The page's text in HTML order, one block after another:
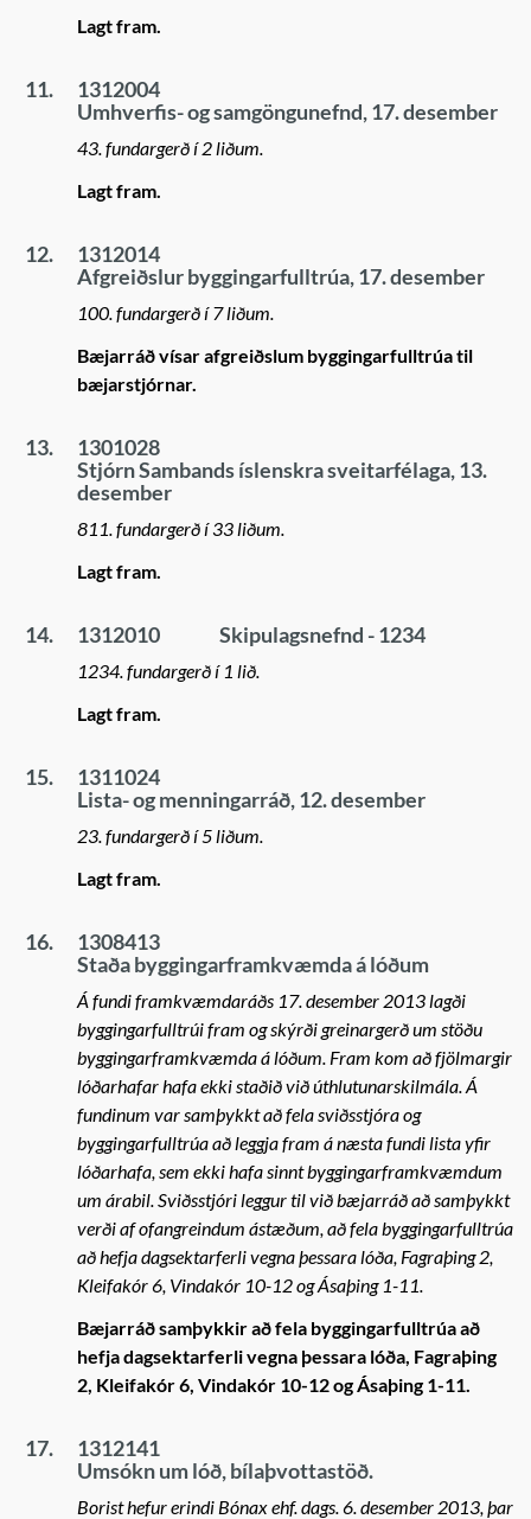
Lagt fram.
11.
1312004
Umhverfis- og samgöngunefnd, 17. desember
43. fundargerð í 2 liðum.
Lagt fram.
12.
1312014
Afgreiðslur byggingarfulltrúa, 17. desember
100. fundargerð í 7 liðum.
Bæjarráð vísar afgreiðslum byggingarfulltrúa til
bæjarstjórnar.
13.
1301028
Stjórn Sambands íslenskra sveitarfélaga, 13.
desember
811. fundargerð í 33 liðum.
Lagt fram.
14. 1312010 Skipulagsnefnd - 1234
1234. fundargerð í 1 lið.
Lagt fram.
15.
1311024
Lista- og menningarráð, 12. desember
23. fundargerð í 5 liðum.
Lagt fram.
16.
1308413
Staða byggingarframkvæmda á lóðum
Á fundi framkvæmdaráðs 17. desember 2013 lagði
byggingarfulltrúi fram og skýrði greinargerð um stöðu
byggingarframkvæmda á lóðum. Fram kom að fjölmargir
lóðarhafar hafa ekki staðið við úthlutunarskilmála. Á
fundinum var samþykkt að fela sviðsstjóra og
byggingarfulltrúa að leggja fram á næsta fundi lista yfir
lóðarhafa, sem ekki hafa sinnt byggingarframkvæmdum
um árabil. Sviðsstjóri leggur til við bæjarráð að samþykkt
verði af ofangreindum ástæðum, að fela byggingarfulltrúa
að hefja dagsektarferli vegna þessara lóða, Fagraþing 2,
Kleifakór 6, Vindakór 10-12 og Ásaþing 1-11.
Bæjarráð samþykkir að fela byggingarfulltrúa að
hefja dagsektarferli vegna þessara lóða, Fagraþing
2, Kleifakór 6, Vindakór 10-12 og Ásaþing 1-11.
17.
1312141
Umsókn um lóð, bílaþvottastöð.
Borist hefur erindi Bónax ehf. dags. 6. desember 2013, þar